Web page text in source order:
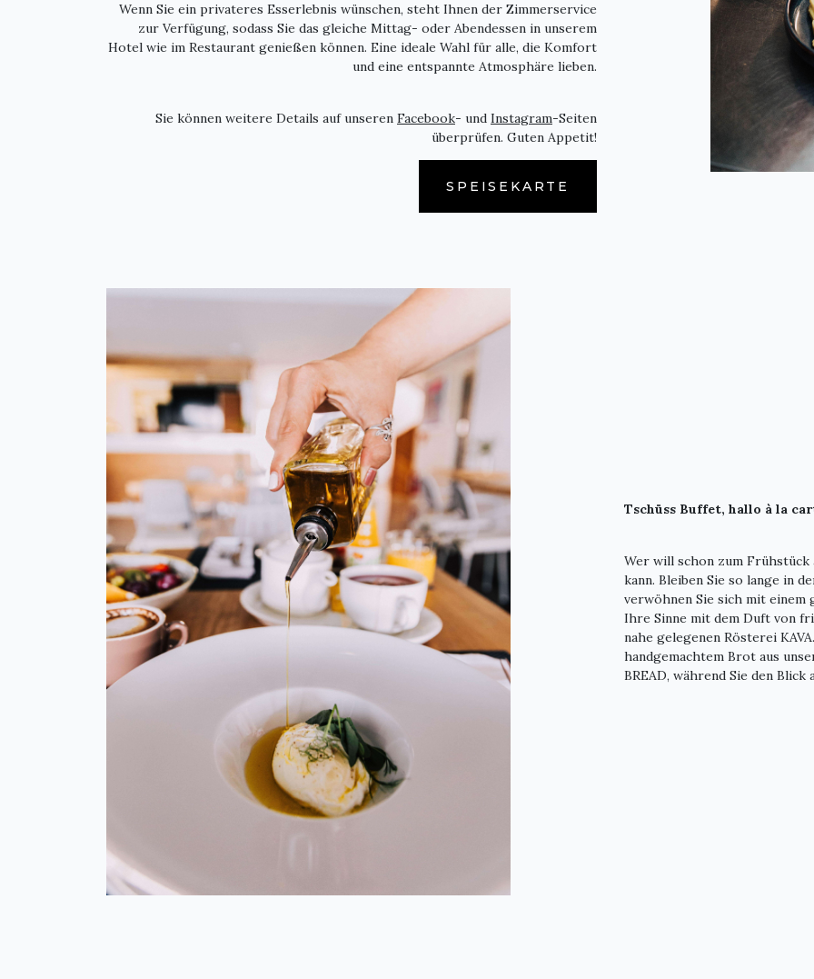
Wenn Sie ein privateres Esserlebnis wünschen, steht Ihnen der Zimmerservice
zur Verfügung, sodass Sie das gleiche Mittag- oder Abendessen in unserem
Hotel wie im Restaurant genießen können. Eine ideale Wahl für alle, die Komfort
und eine entspannte Atmosphäre lieben.
Sie können weitere Details auf unseren Facebook- und Instagram-Seiten
überprüfen. Guten Appetit!
SPEISEKARTE
Tschüss Buffet, hallo à la
Wer will schon zum Frühstück
kann. Bleiben Sie so lange in
verwöhnen Sie sich mit einem
Ihre Sinne mit dem Duft von
nahe gelegenen Rösterei
handgemachtem Brot aus
BREAD, während Sie den